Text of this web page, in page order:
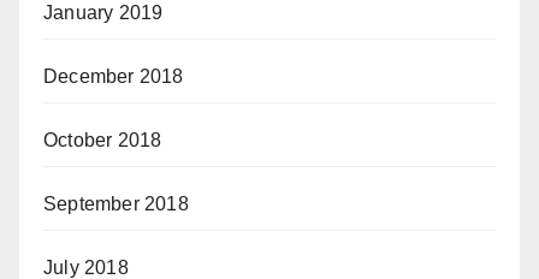
January 2019
December 2018
October 2018
September 2018
July 2018